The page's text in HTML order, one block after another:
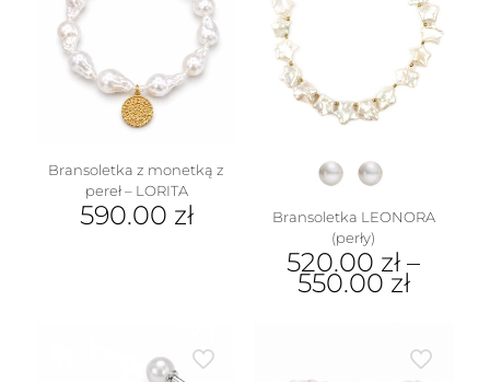
produktu
wariantów.
wybrać
na
stronie
Bransoletka z monetką z
pereł – LORITA
590.00 zł
Bransoletka LEONORA
(perły)
520.00 zł –
550.00zł